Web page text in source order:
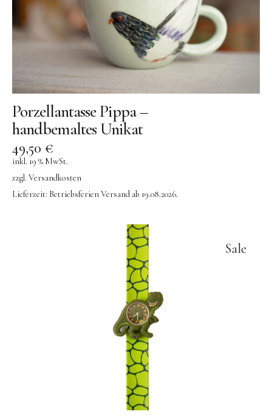
Porzellantasse Pippa –
handbemaltes Unikat
49,50 €
inkl. 19 % MwSt.
zzgl. Versandkosten
Lieferzeit: Betriebsferien Versand ab 19.08.2026.
Sale